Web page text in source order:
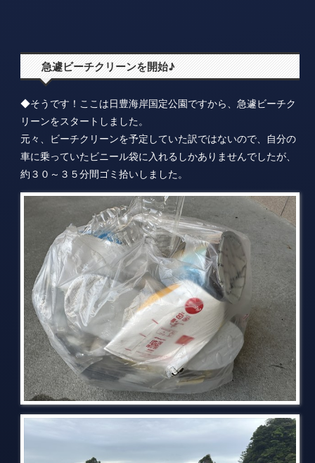
急遽ビーチクリーンを開始♪
◆そうです！ここは日豊海岸国定公園ですから、急遽ビーチク
リーンをスタートしました。
元々、ビーチクリーンを予定していた訳ではないので、自分の
車に乗っていたビニール袋に入れるしかありませんでしたが、
約３０～３５分間ゴミ拾いしました。